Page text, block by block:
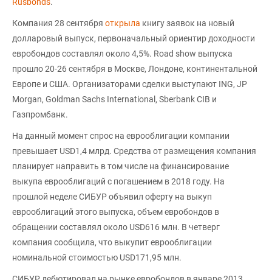
Компания 28 сентября открыла книгу заявок на новый
долларовый выпуск, первоначальный ориентир доходности
евробондов составлял около 4,5%. Road show выпуска
прошло 20-26 сентября в Москве, Лондоне, континентальной
Европе и США. Организаторами сделки выступают ING, JP
Morgan, Goldman Sachs International, Sberbank CIB и
Газпромбанк.
На данный момент спрос на еврооблигации компании
превышает USD1,4 млрд. Средства от размещения компания
планирует направить в том числе на финансирование
выкупа еврооблигаций с погашением в 2018 году. На
прошлой неделе СИБУР объявил оферту на выкуп
еврооблигаций этого выпуска, объем евробондов в
обращении составлял около USD616 млн. В четверг
компания сообщила, что выкупит еврооблигации
номинальной стоимостью USD171,95 млн.